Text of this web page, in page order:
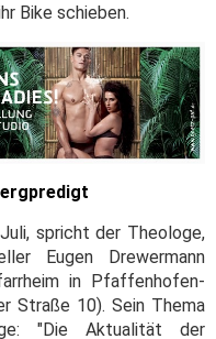
Bike schieben.
spricht der Theologe,
Eugen Drewermann
in Pfaffenhofen-
Straße 10). Sein Thema
"Die Aktualität der